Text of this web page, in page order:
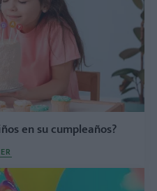
en su cumpleaños?